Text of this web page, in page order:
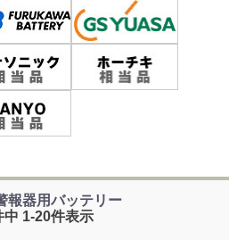
報器用バッテリー
中 1-20件表示